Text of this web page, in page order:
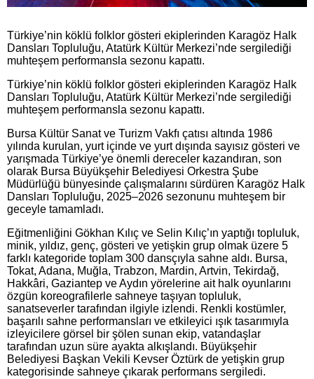
Türkiye’nin köklü folklor gösteri ekiplerinden Karagöz Halk
Dansları Topluluğu, Atatürk Kültür Merkezi’nde sergilediği
muhteşem performansla sezonu kapattı.
Türkiye’nin köklü folklor gösteri ekiplerinden Karagöz Halk
Dansları Topluluğu, Atatürk Kültür Merkezi’nde sergilediği
muhteşem performansla sezonu kapattı.
Bursa Kültür Sanat ve Turizm Vakfı çatısı altında 1986
yılında kurulan, yurt içinde ve yurt dışında sayısız gösteri ve
yarışmada Türkiye’ye önemli dereceler kazandıran, son
olarak Bursa Büyükşehir Belediyesi Orkestra Şube
Müdürlüğü bünyesinde çalışmalarını sürdüren Karagöz Halk
Dansları Topluluğu, 2025–2026 sezonunu muhteşem bir
geceyle tamamladı.
Eğitmenliğini Gökhan Kılıç ve Selin Kılıç’ın yaptığı topluluk,
minik, yıldız, genç, gösteri ve yetişkin grup olmak üzere 5
farklı kategoride toplam 300 dansçıyla sahne aldı. Bursa,
Tokat, Adana, Muğla, Trabzon, Mardin, Artvin, Tekirdağ,
Hakkâri, Gaziantep ve Aydın yörelerine ait halk oyunlarını
özgün koreografilerle sahneye taşıyan topluluk,
sanatseverler tarafından ilgiyle izlendi. Renkli kostümler,
başarılı sahne performansları ve etkileyici ışık tasarımıyla
izleyicilere görsel bir şölen sunan ekip, vatandaşlar
tarafından uzun süre ayakta alkışlandı. Büyükşehir
Belediyesi Başkan Vekili Kevser Öztürk de yetişkin grup
kategorisinde sahneye çıkarak performans sergiledi.